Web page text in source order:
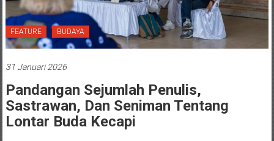
FEATURE BUDAYA
31 Januari 2026
Pandangan Sejumlah Penulis,
Sastrawan, Dan Seniman Tentang
Lontar Buda Kecapi